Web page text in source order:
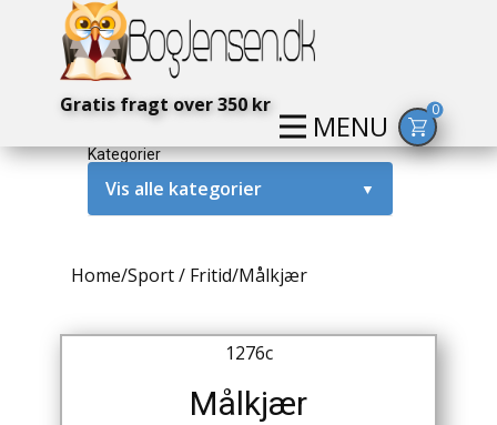
MENU
Gratis fragt over 350 kr 0
Kategorier
Vis alle kategorier ▼
Amerika / USA
Anden Verdenskrig
Antikke / Specielle Bøger
Home/Sport / Fritid/Målkjær
1276c
Målkjær